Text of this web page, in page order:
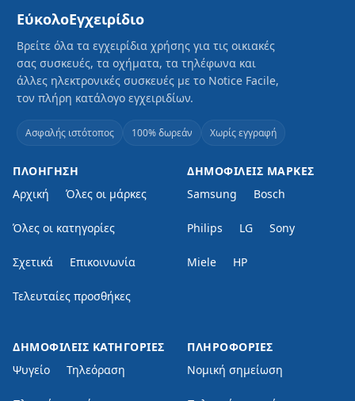
ΕύκολοΕγχειρίδιο
Βρείτε όλα τα εγχειρίδια χρήσης για τις οικιακές
σας συσκευές, τα οχήματα, τα τηλέφωνα και
άλλες ηλεκτρονικές συσκευές με το Notice Facile,
τον πλήρη κατάλογο εγχειριδίων.
Ασφαλής ιστότοπος 100% δωρεάν Χωρίς εγγραφή
ΠΛΟΉΓΗΣΗ
Αρχική
Όλες οι μάρκες
Όλες οι κατηγορίες
Σχετικά Επικοινωνία
Τελευταίες προσθήκες
ΔΗΜΟΦΙΛΕΊΣ ΜΆΡΚΕΣ
Samsung
Bosch
Philips LG Sony
Miele HP
ΔΗΜΟΦΙΛΕΊΣ ΚΑΤΗΓΟΡΊΕΣ
Ψυγείο
Τηλεόραση
ΠΛΗΡΟΦΟΡΊΕΣ
Νομική σημείωση